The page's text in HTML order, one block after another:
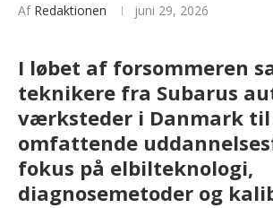
Af Redaktionen juni 29, 2026
I løbet af forsommeren
teknikere fra Subarus
værksteder i Danmark
omfattende
fokus på elbilteknologi,
diagnosemetoder og